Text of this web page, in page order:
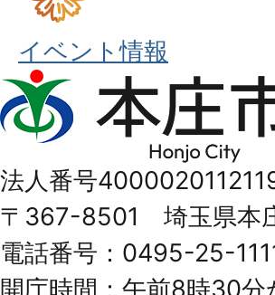
イベント情報
本
庄
Honjo
City
法人番号
〒367-8501 埼玉県本
電話番号：0495-25-